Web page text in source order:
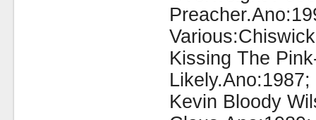
Kissing The
Likely.Ano:1987;
Kevin Bloody